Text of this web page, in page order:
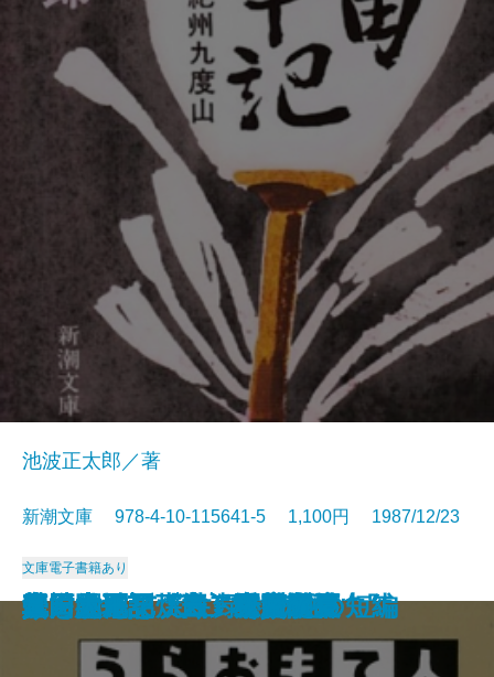
真田太平記〔十一〕大坂夏の陣
真田太平記〔十二〕雲の峰
真田太平記〔九〕二条城
真田太平記〔十〕大坂入城
イーハトーボの劇列車
風神の門〔上〕
風神の門〔下〕
安全のカード
真田太平記〔七〕関ヶ原
真田太平記〔八〕紀州九度山
池波正太郎／著
新潮文庫 978-4-10-115641-5 1,100円 1987/12/23
文庫電子書籍あり
うらおもて人生録
真田太平記〔五〕秀頼誕生
真田太平記〔六〕家康東下
江戸開城
真田太平記〔三〕上田攻め
真田太平記〔四〕甲賀問答
螢・納屋を焼く・その他の短編
龍を見た男
真田太平記〔一〕天魔の夏
真田太平記〔二〕秘密